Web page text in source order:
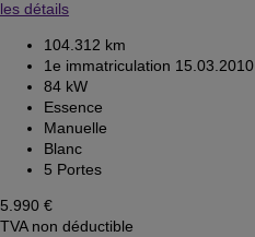
les détails
104.312 km
1e immatriculation 15.03.2010
84 kW
Essence
Manuelle
Blanc
5 Portes
5.990 €
TVA non déductible